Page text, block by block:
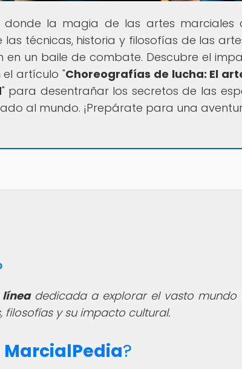
donde la magia de las artes marciales
técnicas, historia y filosofías de las
un baile de combate. Descubre el
artículo "Choreografías de lucha: El
" para desentrañar los secretos de las
al mundo. ¡Prepárate para una
líneadedicada a explorar el vasto mundo
filosofías y su impacto cultural.
MarcialPedia?